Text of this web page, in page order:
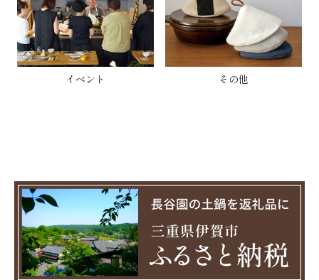
イベント その他